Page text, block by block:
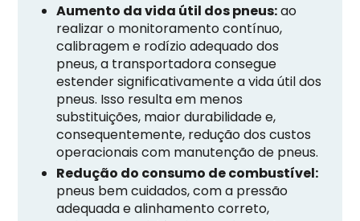
Aumento da vida útil dos pneus:ao
realizar o monitoramento contínuo,
calibragem e rodízio adequado dos
pneus, a transportadora consegue
estender significativamente a vida útil dos
pneus. Isso resulta em menos
substituições, maior durabilidade e,
consequentemente, redução dos custos
operacionais com manutenção de pneus.
Redução do consumo de combustível:
pneus bem cuidados, com a pressão
adequada e alinhamento correto,